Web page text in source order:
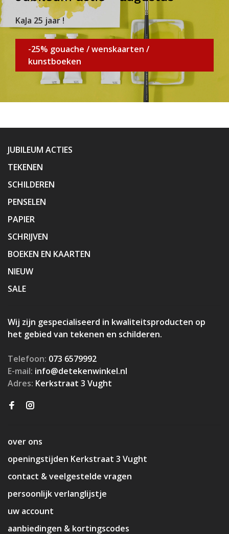
KaJa 25 jaar !
-25% gouache / wenskaarten /
kunstboeken
JUBILEUM ACTIES
TEKENEN
SCHILDEREN
PENSELEN
PAPIER
SCHRIJVEN
BOEKEN EN KAARTEN
NIEUW
SALE
Wij zijn gespecialiseerd in kwaliteitsproducten op
het gebied van tekenen en schilderen.
Telefoon: 073 6579992
E-mail: info@detekenwinkel.nl
Adres: Kerkstraat 3 Vught
over ons
openingstijden Kerkstraat 3 Vught
contact & veelgestelde vragen
persoonlijk verlanglijstje
uw account
aanbiedingen & kortingscodes